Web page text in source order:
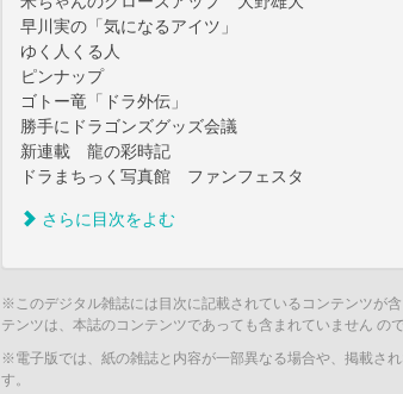
早川実の「気になるアイツ」
ゆく人くる人
ピンナップ
ゴトー竜「ドラ外伝」
勝手にドラゴンズグッズ会議
新連載 龍の彩時記
ドラまちっく写真館 ファンフェスタ
さらに目次をよむ
※このデジタル雑誌には目次に記載されているコンテンツが
テンツは、本誌のコンテンツであっても含まれていません の
※電子版では、紙の雑誌と内容が一部異なる場合や、掲載さ
す。